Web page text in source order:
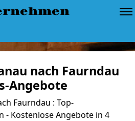
nach Faurndau
Angebote
Faurndau : Top-
- Kostenlose Angebote in 4